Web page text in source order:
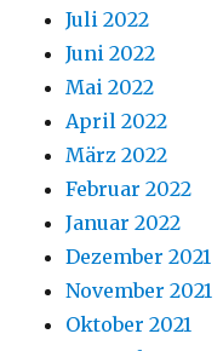
Juli 2022
Juni 2022
Mai 2022
April 2022
März 2022
Februar 2022
Januar 2022
Dezember 2021
November 2021
Oktober 2021